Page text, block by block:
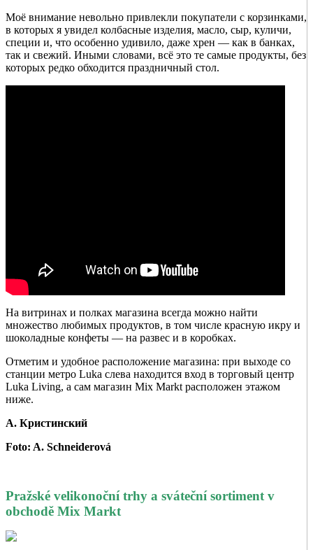
Моё внимание невольно привлекли покупатели с корзинками,
в которых я увидел колбасные изделия, масло, сыр, куличи,
специи и, что особенно удивило, даже хрен — как в банках,
так и свежий. Иными словами, всё это те самые продукты, без
которых редко обходится праздничный стол.
На витринах и полках магазина всегда можно найти
множество любимых продуктов, в том числе красную икру и
шоколадные конфеты — на развес и в коробках.
Отметим и удобное расположение магазина: при выходе со
станции метро Luka слева находится вход в торговый центр
Luka Living, а сам магазин Mix Markt расположен этажом
ниже.
А. Кристинский
Foto: A. Schneiderová
Pražské velikonoční trhy a sváteční sortiment v
obchodě Mix Markt